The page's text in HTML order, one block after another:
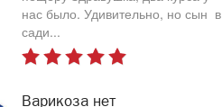
нас было. Удивительно, но сын в
сади...
Варикоза нет